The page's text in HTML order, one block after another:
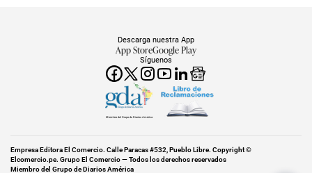
Síguenos
Descarga nuestra App
App StoreGoogle Play
Miembro del Grupo de Diarios América
Empresa Editora El Comercio. Calle Paracas #532, Pueblo Libre. Copyright ©
Elcomercio.pe. Grupo El Comercio — Todos los derechos reservados
Miembro del Grupo de Diarios América